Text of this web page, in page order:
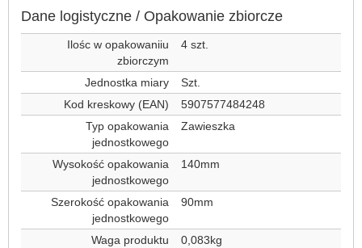
Dane logistyczne / Opakowanie zbiorcze
Ilośc w opakowaniiu
zbiorczym
4 szt.
Jednostka miary
Szt.
Kod kreskowy (EAN)
5907577484248
Typ opakowania
jednostkowego
Zawieszka
Wysokość opakowania
jednostkowego
140mm
Szerokość opakowania
jednostkowego
90mm
Waga produktu
0,083kg